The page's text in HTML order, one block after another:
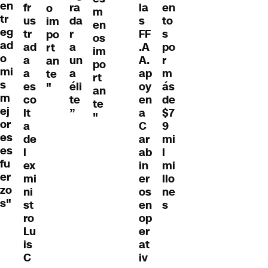
en
tr
eg
ad
o
mi
s
m
ej
or
es
es
fu
er
zo
s"
fr
us
tr
ad
a
a
es
co
lt
a
de
l
ex
mi
ni
st
ro
Lu
is
C
o
im
po
rt
an
te
"
ra
da
r
a
un
a
éli
te
”
m
en
os
im
po
rt
an
te
"
la
s
FF
.A
A.
ap
oy
en
a
C
ar
ab
in
er
os
en
op
er
at
iv
en
to
s
po
r
m
ás
de
$7
9
mi
l
mi
llo
ne
s